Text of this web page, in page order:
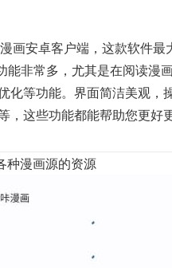
画安卓客户端，这款软件
非常多，尤其是在阅读漫
化等功能。界面简洁美观，
这些功能都能帮助您更好
种漫画源的资源